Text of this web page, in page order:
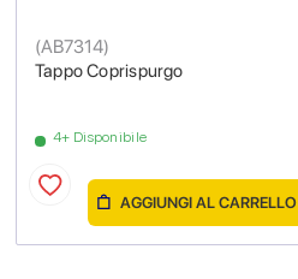
Tappo Coprispurgo
(AB7314)
4+ Disponibile
AGGIUNGI AL CARRELLO